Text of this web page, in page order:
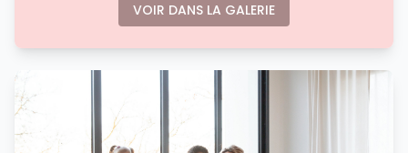
VOIR DANS LA GALERIE